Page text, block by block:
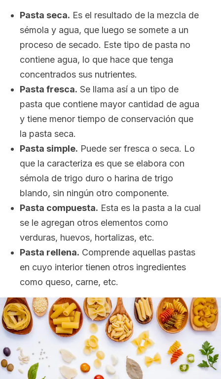
Pasta seca. Es el resultado de la mezcla de
sémola y agua, que luego se somete a un
proceso de secado. Este tipo de pasta no
contiene agua, lo que hace que tenga
concentrados sus nutrientes.
Pasta fresca. Se llama así a un tipo de
pasta que contiene mayor cantidad de agua
y tiene menor tiempo de conservación que
la pasta seca.
Pasta simple. Puede ser fresca o seca. Lo
que la caracteriza es que se elabora con
sémola de trigo duro o harina de trigo
blando, sin ningún otro componente.
Pasta compuesta. Esta es la pasta a la cual
se le agregan otros elementos como
verduras, huevos, hortalizas, etc.
Pasta rellena. Comprende aquellas pastas
en cuyo interior tienen otros ingredientes
como queso, carne, etc.